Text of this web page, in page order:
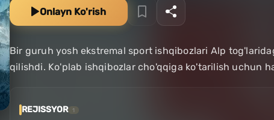
Onlayn Ko'rish
Bir guruh yosh ekstremal sport ishqibozlari Alp
qilishdi. Ko'plab ishqibozlar cho'qqiga ko'tarilish uchun
REJISSYOR 1